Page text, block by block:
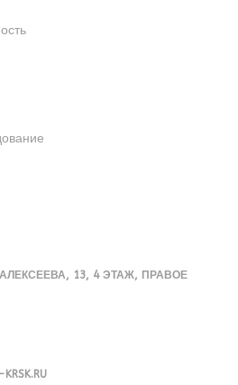
13, 4 ЭТАЖ, ПРАВОЕ